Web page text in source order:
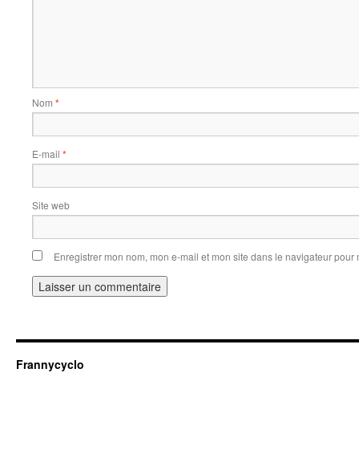
Nom *
E-mail *
Site web
Enregistrer mon nom, mon e-mail et mon site dans le navigateur
Frannycyclo